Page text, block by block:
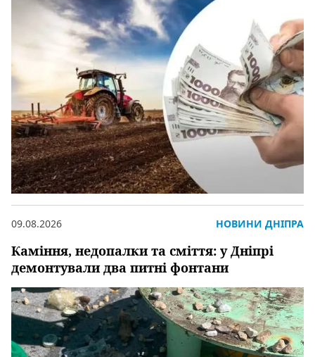
Каміння, недопалки та сміття: у Дніпрі
демонтували два питні фонтани
09.08.2026 НОВИНИ ДНІПРА